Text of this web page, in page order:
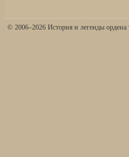
© 2006–2026 История и легенды ордена